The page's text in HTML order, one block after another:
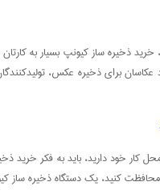
خرید ذخیره ساز کیونپ بسیار به
عکاسان برای ذخیره عکس،
کار خود دارید، باید به فکر
کنید، یک دستگاه ذخیره ساز